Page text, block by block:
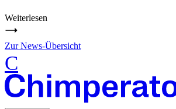
Weiterlesen
Zur News-Übersicht
C